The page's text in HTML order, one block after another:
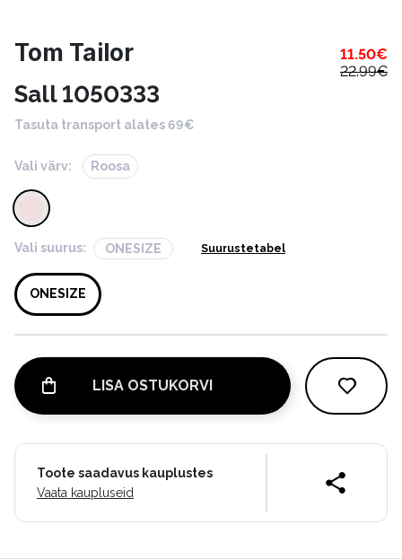
Tom Tailor 11.50€
22.99€
Sall 1050333
Tasuta transport alates 69€
Vali värv: Roosa
Vali suurus: ONESIZE Suurustetabel
ONESIZE
LISA OSTUKORVI
Toote saadavus kauplustes
Vaata kaupluseid